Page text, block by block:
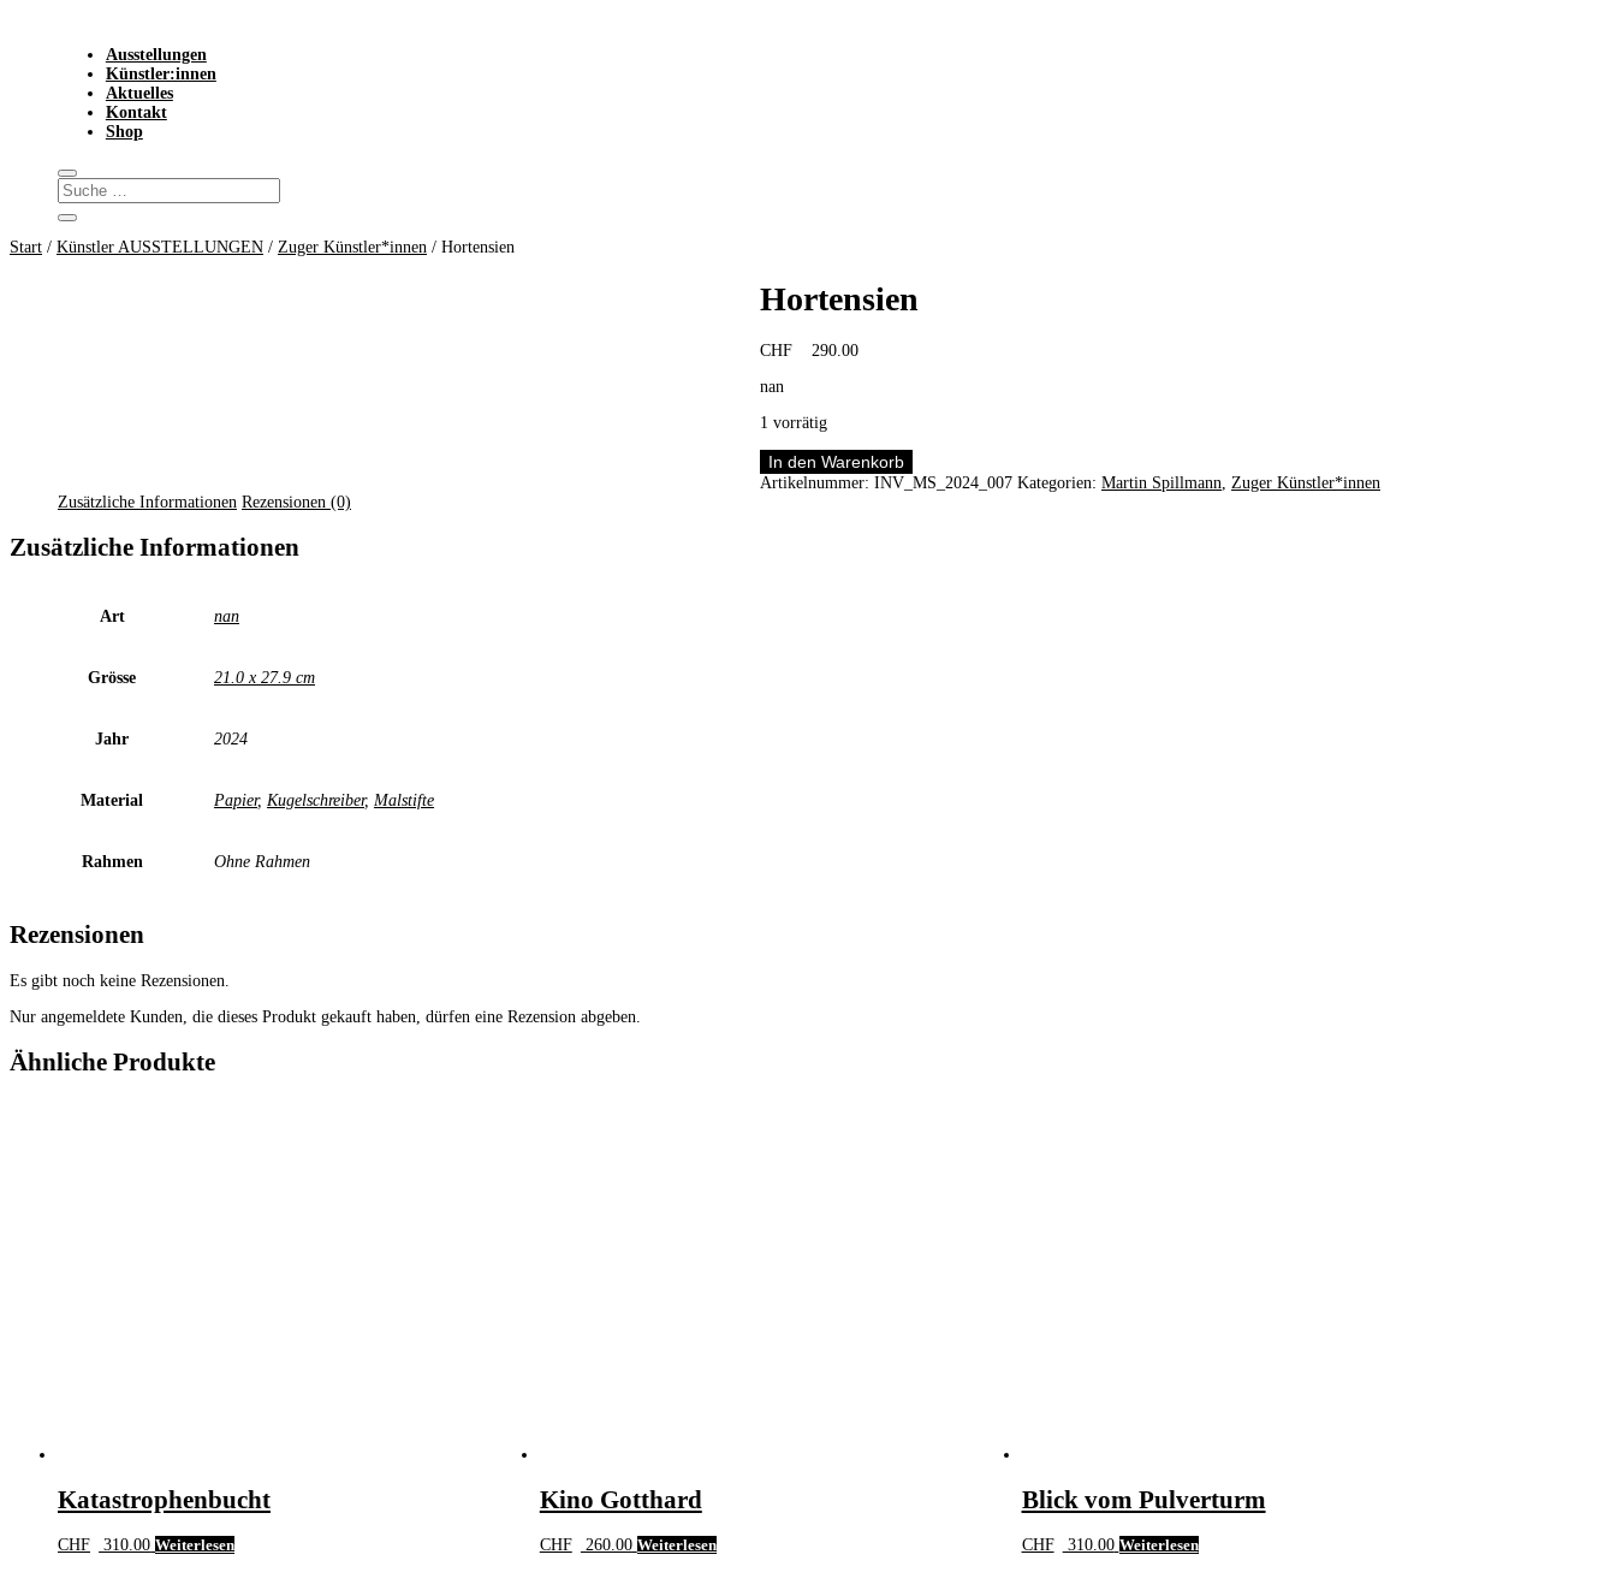
Ausstellungen
Künstler:innen
Aktuelles
Kontakt
Shop
Start / Künstler AUSSTELLUNGEN / Zuger Künstler*innen / Hortensien
Hortensien
CHF
290.00
nan
1 vorrätig
Hortensien
Menge
In den Warenkorb
Artikelnummer: INV_MS_2024_007 Kategorien: Martin Spillmann
Zuger Künstler*innen
Zusätzliche Informationen Rezensionen (0)
Zusätzliche Informationen
Art nan
Grösse 21.0 x 27.9 cm
Jahr 2024
Material Papier, Kugelschreiber, Malstifte
Rahmen Ohne Rahmen
Rezensionen
Es gibt noch keine Rezensionen.
Nur angemeldete Kunden, die dieses Produkt gekauft haben, dürfen eine Rezension abgeben.
Ähnliche Produkte
Katastrophenbucht
CHF 310.00 Weiterlesen
Kino Gotthard
CHF 260.00 Weiterlesen
Blick vom Pulverturm
CHF 310.00 Weiterlesen